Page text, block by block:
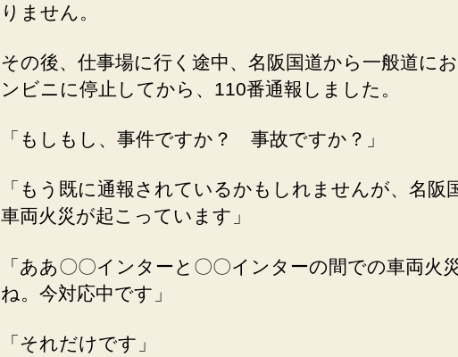
りません。
その後、仕事場に行く途中、名阪国道から一般道に
ンビニに停止してから、110番通報しました。
「もしもし、事件ですか？ 事故ですか？」
「もう既に通報されているかもしれませんが、名阪
車両火災が起こっています」
「ああ〇〇インターと〇〇インターの間での車両火
ね。今対応中です」
「それだけです」